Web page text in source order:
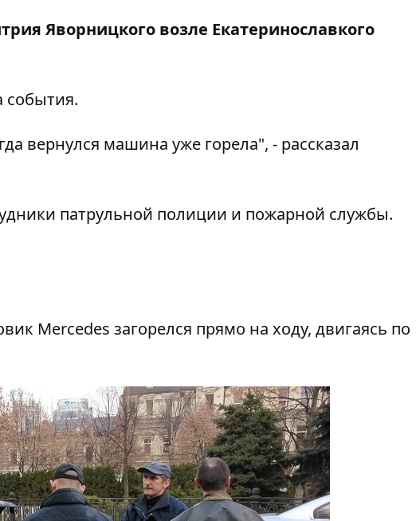
Яворницкого возле Екатеринославкого
события.
вернулся машина уже горела", - рассказал
патрульной полиции и пожарной службы.
Merсedes загорелся прямо на ходу, двигаясь по